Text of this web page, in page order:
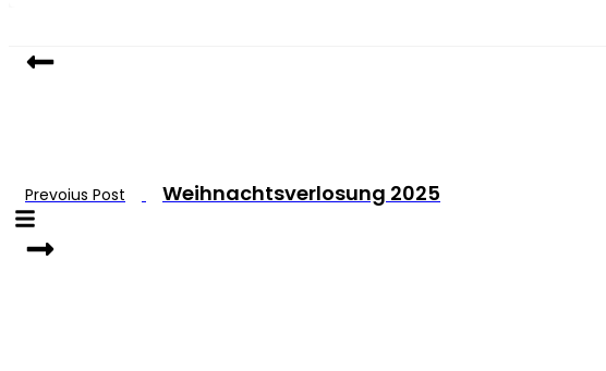
Prevoius Post Weihnachtsverlosung 2025